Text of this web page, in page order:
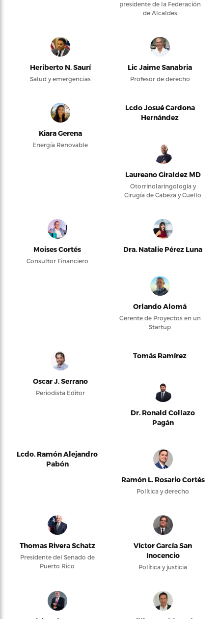
presidente de la Federación
de Alcaldes
Heriberto N. Saurí
Salud y emergencias
Lic Jaime Sanabria
Profesor de derecho
Kiara Gerena
Energía Renovable
Lcdo Josué Cardona
Hernández
Laureano Giraldez MD
Otorrinolaringología y
Cirugía de Cabeza y Cuello
Moises Cortés
Consultor Financiero
Dra. Natalie Pérez Luna
Orlando Alomá
Gerente de Proyectos en un
Startup
Oscar J. Serrano
Periodista Editor
Tomás Ramírez
Dr. Ronald Collazo
Pagán
Lcdo. Ramón Alejandro
Pabón
Ramón L. Rosario Cortés
Política y derecho
Thomas Rivera Schatz
Presidente del Senado de
Puerto Rico
Víctor García San
Inocencio
Política y justicia